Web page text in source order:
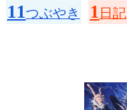
11つぶやき 1 日記